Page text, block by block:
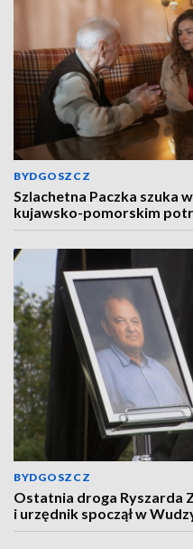
BYDGOSZCZ
Szlachetna Paczka szuka
kujawsko-pomorskim
BYDGOSZCZ
Ostatnia droga Ryszarda
i urzędnik spoczął w